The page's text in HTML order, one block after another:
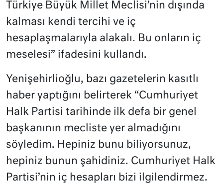
Türkiye Büyük Millet Meclisi’nin dışında
kalması kendi tercihi ve iç
hesaplaşmalarıyla alakalı. Bu onların iç
meselesi” ifadesini kullandı.
Yenişehirlioğlu, bazı gazetelerin kasıtlı
haber yaptığını belirterek “Cumhuriyet
Halk Partisi tarihinde ilk defa bir genel
başkanının mecliste yer almadığını
söyledim. Hepiniz bunu biliyorsunuz,
hepiniz bunun şahidiniz. Cumhuriyet Halk
Partisi’nin iç hesapları bizi ilgilendirmez.